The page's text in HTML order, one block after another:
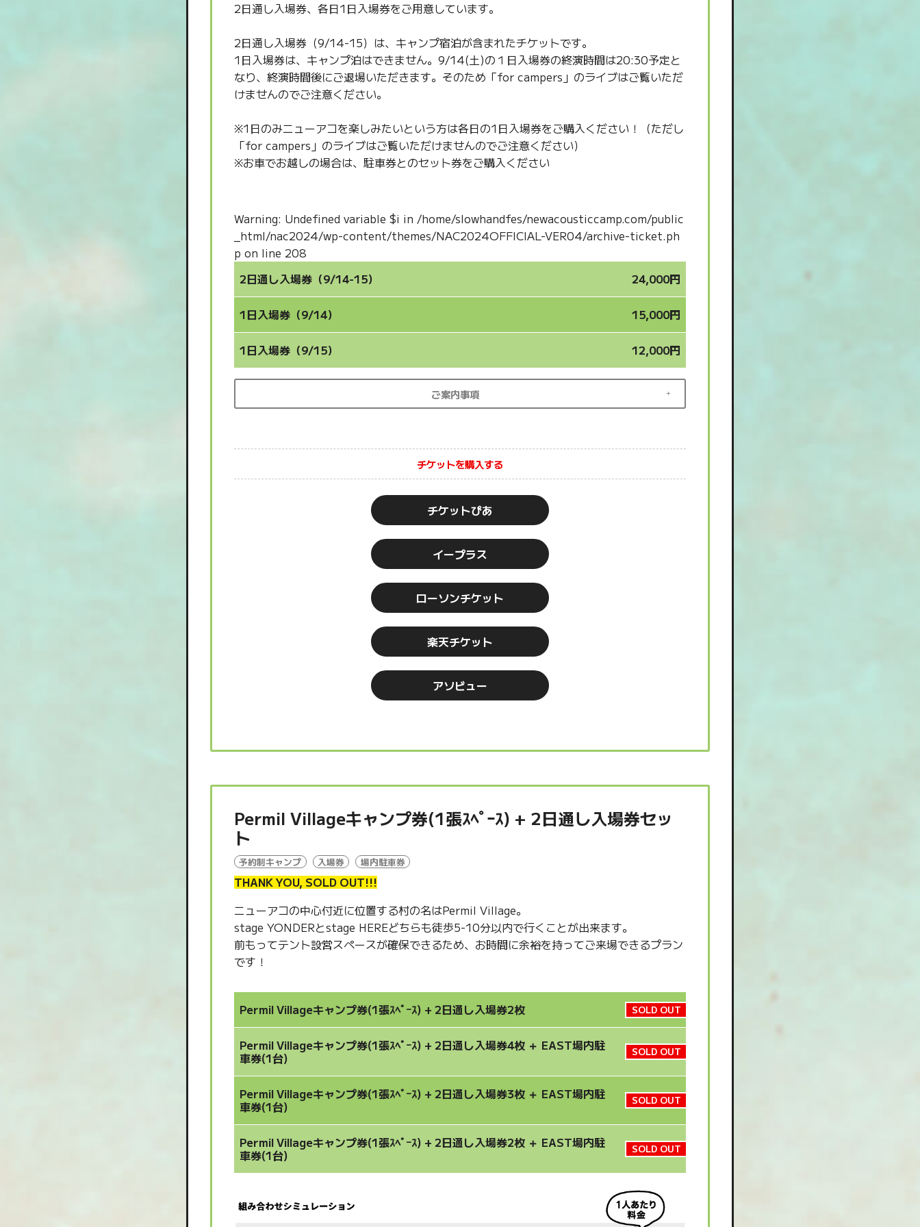
2日通し入場券、各日1日入場券をご用意しています。
2日通し入場券（9/14-15）は、キャンプ宿泊が含まれたチケットです。
1日入場券は、キャンプ泊はできません。9/14(土)の１日入場券の終演時間は20:30予定と
なり、終演時間後にご退場いただきます。そのため「for campers」のライブはご覧いただ
けませんのでご注意ください。
※1日のみニューアコを楽しみたいという方は各日の1日入場券をご購入ください！（ただし
「for campers」のライブはご覧いただけませんのでご注意ください）
※お車でお越しの場合は、駐車券とのセット券をご購入ください
Warning: Undefined variable $i in /home/slowhandfes/newacousticcamp.com/public
_html/nac2024/wp-content/themes/NAC2024OFFICIAL-VER04/archive-ticket.ph
p on line 208
2日通し入場券（9/14-15）
24,000円
1日入場券（9/14） 15,000円
1日入場券（9/15） 12,000円
ご案内事項
チケットを購入する
チケットぴあ
イープラス
ローソンチケット
楽天チケット
アソビュー
Permil Villageキャンプ券(1張ｽﾍﾟｰｽ) + 2日通し入場券セッ
ト
予約制キャンプ 入場券 場内駐車券
THANK YOU, SOLD OUT!!!
ニューアコの中心付近に位置する村の名はPermil Village。
stage YONDERとstage HEREどちらも徒歩5-10分以内で行くことが出来ます。
前もってテント設営スペースが確保できるため、お時間に余裕を持ってご来場できるプラン
です！
Permil Villageキャンプ券(1張ｽﾍﾟｰｽ) + 2日通し入場券2枚 SOLD OUT
Permil Villageキャンプ券(1張ｽﾍﾟｰｽ) + 2日通し入場券4枚 ＋ EAST場内駐
車券(1台) SOLD OUT
Permil Villageキャンプ券(1張ｽﾍﾟｰｽ) + 2日通し入場券3枚 ＋ EAST場内駐
車券(1台) SOLD OUT
Permil Villageキャンプ券(1張ｽﾍﾟｰｽ) + 2日通し入場券2枚 ＋ EAST場内駐
車券(1台) SOLD OUT